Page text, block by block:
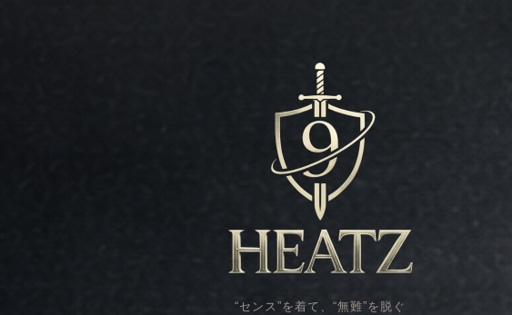
“センス”を着て、“無難”を脱ぐ